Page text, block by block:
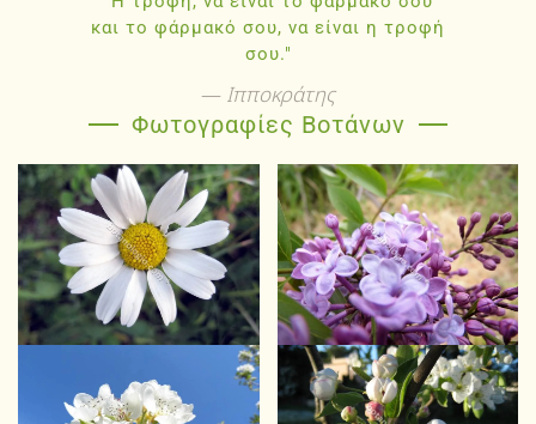
και το φάρμακό σου, να είναι η τροφή
σου."
Ιπποκράτης
Φωτογραφίες Βοτάνων